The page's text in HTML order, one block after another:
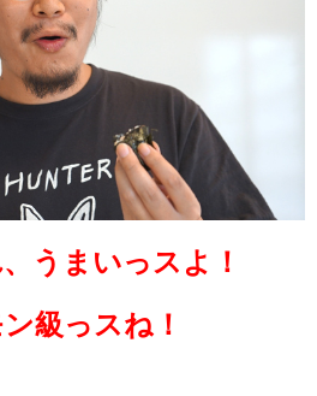
うまいっスよ！
級っスね！